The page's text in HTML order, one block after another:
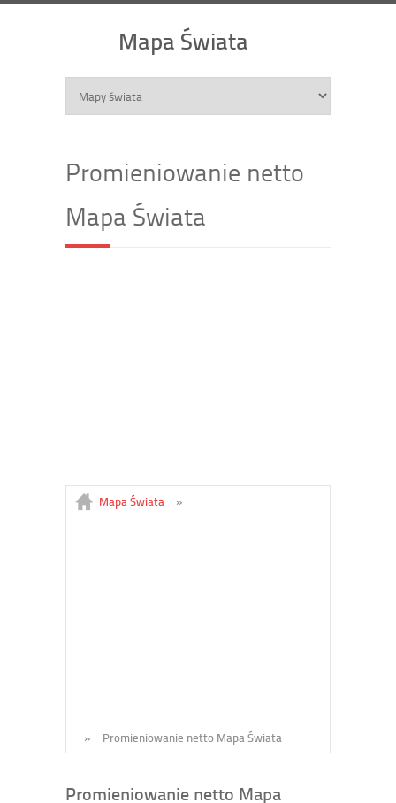
Mapa Świata
Promieniowanie netto
Mapa Świata
Mapa Świata »
» Promieniowanie netto Mapa Świata
Promieniowanie netto Mapa